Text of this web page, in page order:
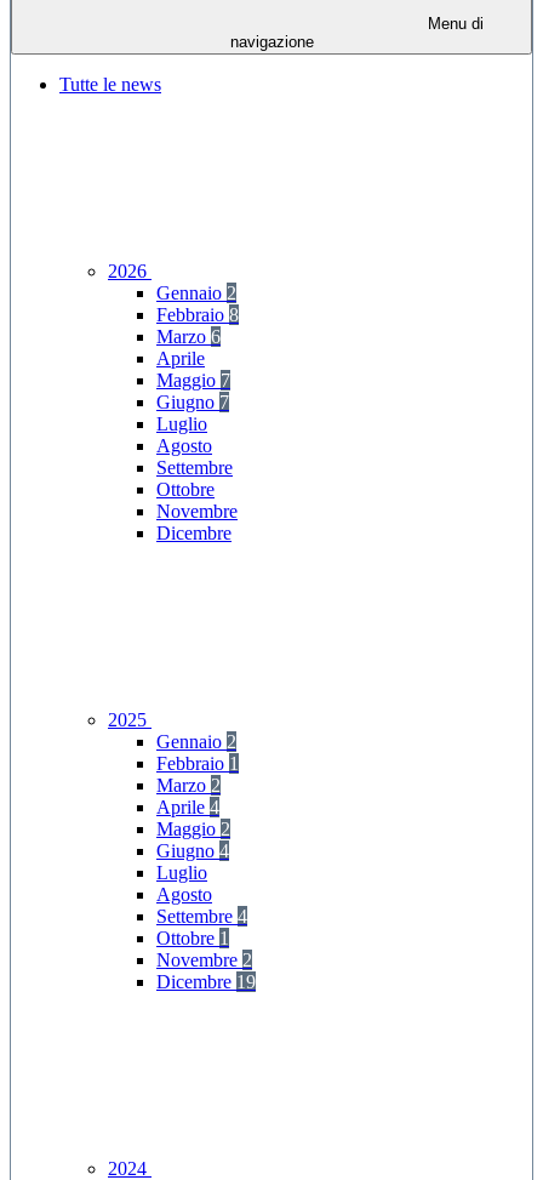
Menu di
navigazione
Tutte le news
2026
Gennaio 2
Febbraio 8
Marzo 6
Aprile
Maggio 7
Giugno 7
Luglio
Agosto
Settembre
Ottobre
Novembre
Dicembre
2025
Gennaio 2
Febbraio 1
Marzo 2
Aprile 4
Maggio 2
Giugno 4
Luglio
Agosto
Settembre 4
Ottobre 1
Novembre 2
Dicembre 19
2024